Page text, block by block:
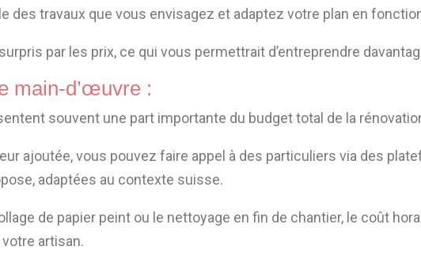
des travaux que vous envisagez et adaptez votre plan en
par les prix, ce qui vous permettrait d’entreprendre
main-d’œuvre :
souvent une part importante du budget total de la
ajoutée, vous pouvez faire appel à des particuliers via des
adaptées au contexte suisse.
de papier peint ou le nettoyage en fin de chantier, le coût
artisan.